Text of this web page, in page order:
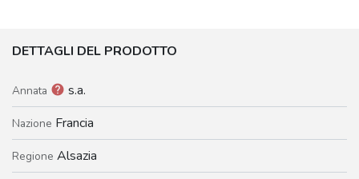
DETTAGLI DEL PRODOTTO
Annata help s.a.
Nazione Francia
Regione Alsazia